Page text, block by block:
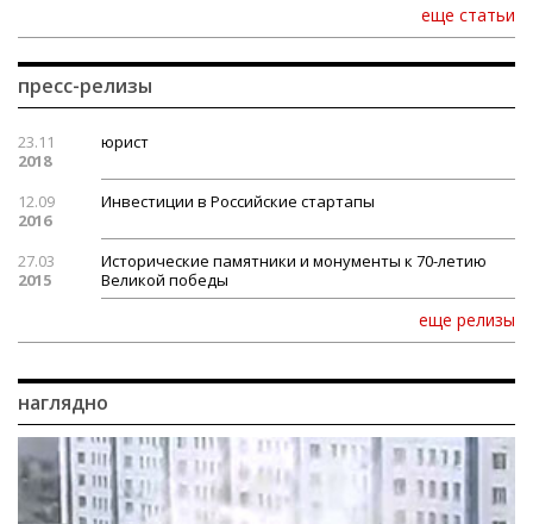
еще статьи
пресс-релизы
23.11
2018
юрист
12.09
2016
Инвестиции в Российские стартапы
27.03
2015
Исторические памятники и монументы к 70-летию
Великой победы
еще релизы
наглядно